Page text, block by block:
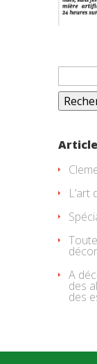
L’art
A
des
des